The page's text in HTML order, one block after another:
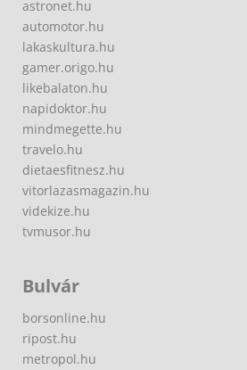
astronet.hu
automotor.hu
lakaskultura.hu
gamer.origo.hu
likebalaton.hu
napidoktor.hu
mindmegette.hu
travelo.hu
dietaesfitnesz.hu
vitorlazasmagazin.hu
videkize.hu
tvmusor.hu
Bulvár
borsonline.hu
ripost.hu
metropol.hu